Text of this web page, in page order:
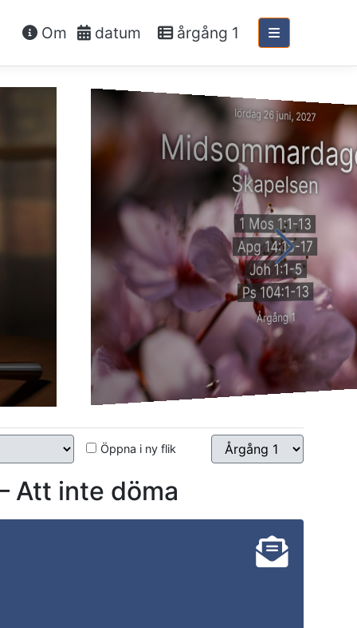
Om datum årgång 1
lördag 26 juni, 2027
Skapelsen
1 Mos 1:1-13
Apg 14:15-17
Joh 1:1-5
Ps 104:1-13
Årgång 1
Öppna i ny flik
Att inte döma